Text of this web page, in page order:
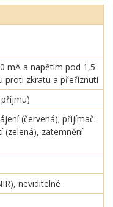
mA a napětím pod 1,5
proti zkratu a přeříznutí
(červená); přijímač:
(zelená), zatemnění
neviditelné